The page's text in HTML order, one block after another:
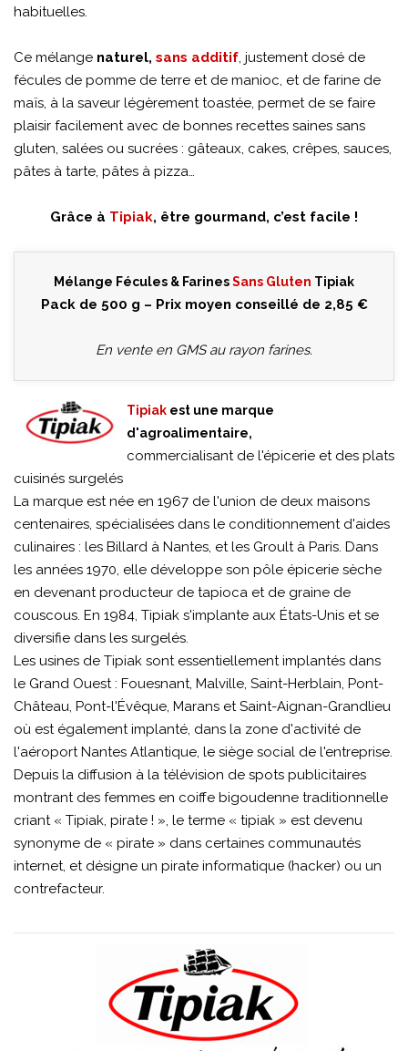
habituelles.
Ce mélange naturel, sans additif, justement dosé de
fécules de pomme de terre et de manioc, et de farine de
maïs, à la saveur légèrement toastée, permet de se faire
plaisir facilement avec de bonnes recettes saines sans
gluten, salées ou sucrées : gâteaux, cakes, crêpes, sauces,
pâtes à tarte, pâtes à pizza…
Grâce à Tipiak, être gourmand, c’est facile !
Mélange Fécules & FarinesSans Gluten Tipiak
Pack de 500 g – Prix moyen conseillé de 2,85 €
En vente en GMS au rayon farines.
Tipiak est une marque
d'agroalimentaire,
commercialisant de l'épicerie et des plats
cuisinés surgelés
La marque est née en 1967 de l'union de deux maisons
centenaires, spécialisées dans le conditionnement d'aides
culinaires : les Billard à Nantes, et les Groult à Paris. Dans
les années 1970, elle développe son pôle épicerie sèche
en devenant producteur de tapioca et de graine de
couscous. En 1984, Tipiak s'implante aux États-Unis et se
diversifie dans les surgelés.
Les usines de Tipiak sont essentiellement implantés dans
le Grand Ouest : Fouesnant, Malville, Saint-Herblain, Pont-
Château, Pont-l'Évêque, Marans et Saint-Aignan-Grandlieu
où est également implanté, dans la zone d'activité de
l'aéroport Nantes Atlantique, le siège social de l'entreprise.
Depuis la diffusion à la télévision de spots publicitaires
montrant des femmes en coiffe bigoudenne traditionnelle
criant « Tipiak, pirate ! », le terme « tipiak » est devenu
synonyme de « pirate » dans certaines communautés
internet, et désigne un pirate informatique (hacker) ou un
contrefacteur.